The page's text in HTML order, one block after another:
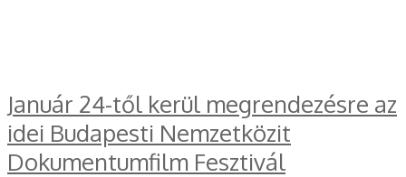
Január 24-től kerül megrendezésre az
idei Budapesti Nemzetközit
Dokumentumfilm Fesztivál